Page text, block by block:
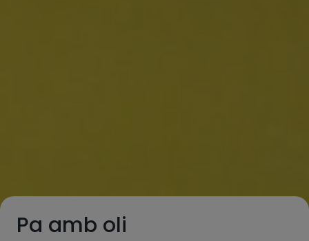
Pa amb oli